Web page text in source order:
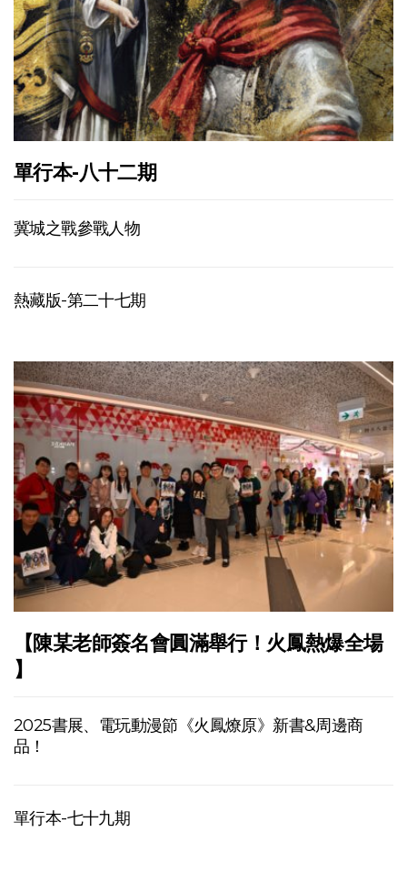
單行本-八十二期
冀城之戰參戰人物
熱藏版-第二十七期
【陳某老師簽名會圓滿舉行！火鳳熱爆全場
】
2025書展、電玩動漫節《火鳳燎原》新書&周邊商
品！
單行本-七十九期